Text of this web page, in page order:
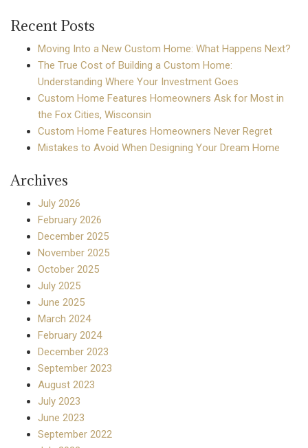
Recent Posts
Moving Into a New Custom Home: What Happens Next?
The True Cost of Building a Custom Home:
Understanding Where Your Investment Goes
Custom Home Features Homeowners Ask for Most in
the Fox Cities, Wisconsin
Custom Home Features Homeowners Never Regret
Mistakes to Avoid When Designing Your Dream Home
Archives
July 2026
February 2026
December 2025
November 2025
October 2025
July 2025
June 2025
March 2024
February 2024
December 2023
September 2023
August 2023
July 2023
June 2023
September 2022